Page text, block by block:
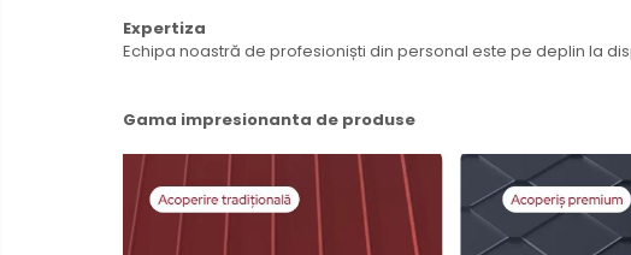
Expertiza
Echipa noastră de profesioniști din personal este pe deplin la
Gama impresionanta de produse